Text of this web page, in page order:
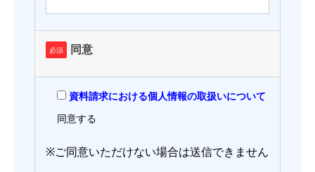
必須 同意
資料請求における個人情報の取扱いについて
同意する
※ご同意いただけない場合は送信できません